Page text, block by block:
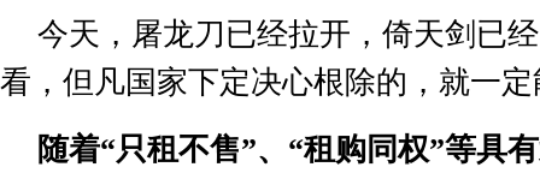
今天，屠龙刀已经拉开，倚天剑已
看，但凡国家下定决心根除的，就一
随着“只租不售”、 “租购同权”等具